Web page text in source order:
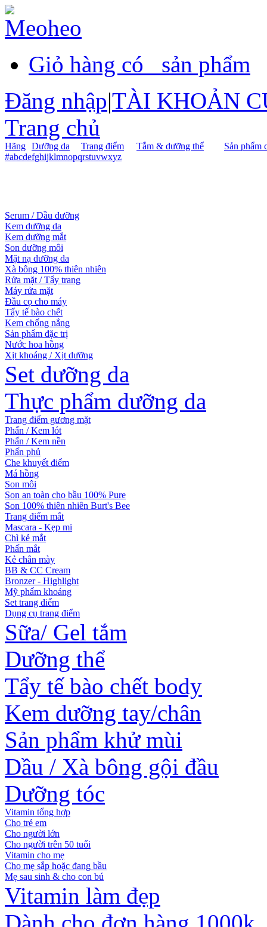
Giỏ hàng có
sản phẩm
Đăng nhập|TÀI KHOẢN
Trang chủ
Hãng Dưỡng da Trang điểm Tắm & dưỡng thể
Sản phẩm
#abcdefghijklmnopqrstuvwxyz
Serum / Dầu dưỡng
Kem dưỡng da
Kem dưỡng mắt
Son dưỡng môi
Mặt nạ dưỡng da
Xà bông 100% thiên nhiên
Rửa mặt / Tẩy trang
Máy rửa mặt
Đầu cọ cho máy
Tẩy tế bào chết
Kem chống nắng
Sản phẩm đặc trị
Nước hoa hồng
Xịt khoáng / Xịt dưỡng
Set dưỡng da
Thực phẩm dưỡng da
Trang điểm gương mặt
Phấn / Kem lót
Phấn / Kem nền
Phấn phủ
Che khuyết điểm
Má hồng
Son môi
Son an toàn cho bầu 100% Pure
Son 100% thiên nhiên Burt's Bee
Trang điểm mắt
Mascara - Kẹp mi
Chì kẻ mắt
Phấn mắt
Kẻ chân mày
BB & CC Cream
Bronzer - Highlight
Mỹ phẩm khoáng
Set trang điểm
Dụng cụ trang điểm
Sữa/ Gel tắm
Dưỡng thể
Tẩy tế bào chết body
Kem dưỡng tay/chân
Sản phẩm khử mùi
Dầu / Xà bông gội đầu
Dưỡng tóc
Vitamin tổng hợp
Cho trẻ em
Cho người lớn
Cho người trên 50 tuổi
Vitamin cho mẹ
Cho mẹ sắp hoặc đang bầu
Mẹ sau sinh & cho con bú
Vitamin làm đẹp